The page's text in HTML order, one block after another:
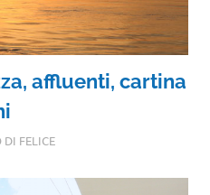
affluenti, cartina
DI FELICE